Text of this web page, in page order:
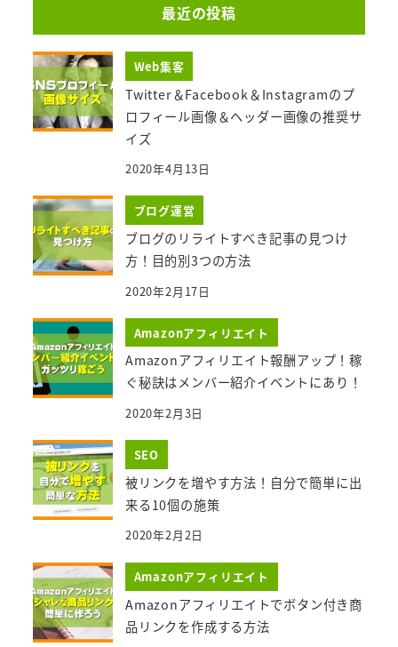
最近の投稿
Web集客
Twitter＆Facebook＆Instagramのプ
ロフィール画像＆ヘッダー画像の推奨サ
イズ
2020年4月13日
ブログ運営
ブログのリライトすべき記事の見つけ
方！目的別3つの方法
2020年2月17日
Amazonアフィリエイト
Amazonアフィリエイト報酬アップ！稼
ぐ秘訣はメンバー紹介イベントにあり！
2020年2月3日
SEO
被リンクを増やす方法！自分で簡単に出
来る10個の施策
2020年2月2日
Amazonアフィリエイト
Amazonアフィリエイトでボタン付き商
品リンクを作成する方法